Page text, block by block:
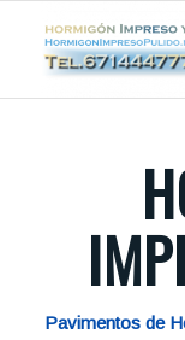
Pavimentos de